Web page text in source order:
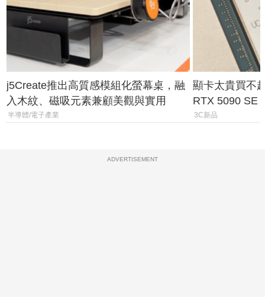
j5Create推出高質感模組化螢幕桌，融
入木紋、磁吸元素兼顧美觀與實用
半導體/電子產業
顯卡太貴買不
RTX 5090 SE
體
3C新品
ADVERTISEMENT